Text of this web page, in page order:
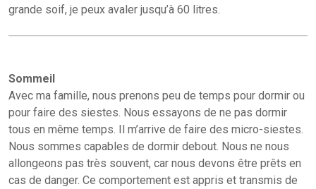
grande soif, je peux avaler jusqu’à 60 litres.
Sommeil
Avec ma famille, nous prenons peu de temps pour dormir ou
pour faire des siestes. Nous essayons de ne pas dormir
tous en même temps. Il m’arrive de faire des micro-siestes.
Nous sommes capables de dormir debout. Nous ne nous
allongeons pas très souvent, car nous devons être prêts en
cas de danger. Ce comportement est appris et transmis de